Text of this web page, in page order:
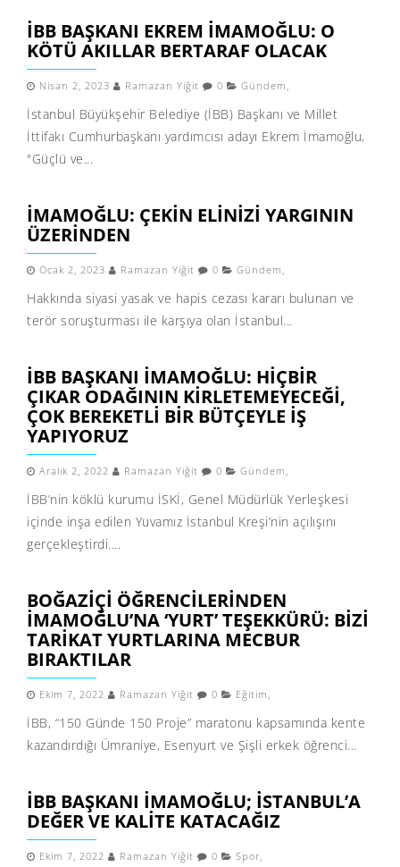
İBB BAŞKANI EKREM İMAMOĞLU: O
KÖTÜ AKILLAR BERTARAF OLACAK
Nisan 2, 2023 Ramazan Yiğit 0 Gündem ,
İstanbul Büyükşehir Belediye (İBB) Başkanı ve Millet
İttifakı Cumhurbaşkanı yardımcısı adayı Ekrem İmamoğlu,
"Güçlü ve...
İMAMOĞLU: ÇEKIN ELINIZI YARGININ
ÜZERINDEN
Ocak 2, 2023 Ramazan Yiğit 0 Gündem ,
Hakkında siyasi yasak ve hapis cezası kararı bulunan ve
terör soruşturması ile karşıya olan İstanbul...
İBB BAŞKANI İMAMOĞLU: HIÇBIR
ÇIKAR ODAĞININ KIRLETEMEYECEĞI,
ÇOK BEREKETLI BIR BÜTÇEYLE IŞ
YAPIYORUZ
Aralık 2, 2022 Ramazan Yiğit 0 Gündem ,
İBB’nin köklü kurumu İSKİ, Genel Müdürlük Yerleşkesi
içinde inşa edilen Yuvamız İstanbul Kreşi’nin açılışını
gerçekleştirdi....
BOĞAZIÇI ÖĞRENCILERINDEN
İMAMOĞLU’NA ‘YURT’ TEŞEKKÜRÜ: BIZI
TARIKAT YURTLARINA MECBUR
BIRAKTILAR
Ekim 7, 2022 Ramazan Yiğit 0 Eğitim ,
İBB, “150 Günde 150 Proje” maratonu kapsamında kente
kazandırdığı Ümraniye, Esenyurt ve Şişli erkek öğrenci...
İBB BAŞKANI İMAMOĞLU; İSTANBUL’A
DEĞER VE KALITE KATACAĞIZ
Ekim 7, 2022 Ramazan Yiğit 0 Spor,